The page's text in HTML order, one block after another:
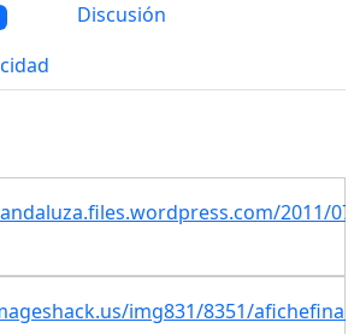
Discusión
2011/
img831/8351/